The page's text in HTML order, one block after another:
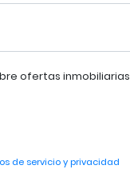
ofertas inmobiliarias
de servicio y privacidad